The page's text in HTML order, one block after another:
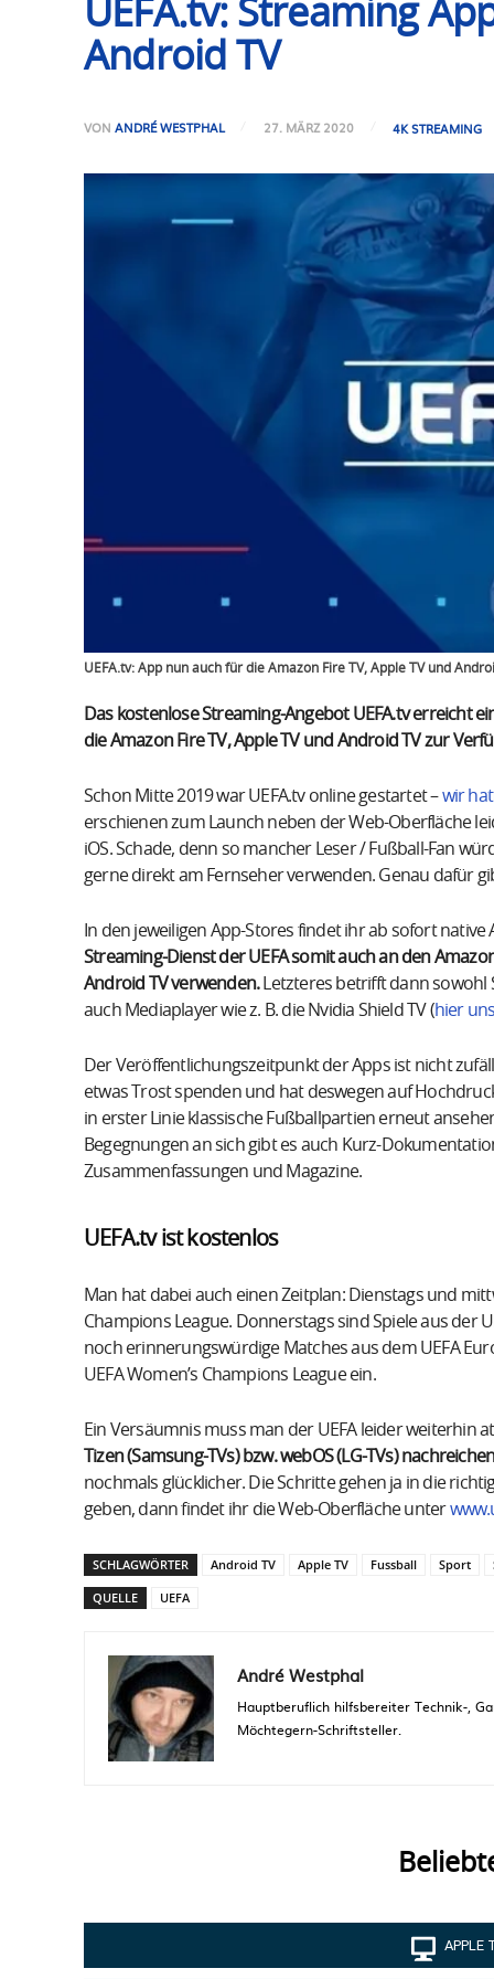
UEFA.tv: Streaming
Android TV
VON ANDRÉ WESTPHAL 27. MÄRZ 2020 4K STREAMING
UEFA.tv: App nun auch für die Amazon Fire TV, Apple TV und
Das kostenlose Streaming-Angebot UEFA.tv erreicht
die Amazon Fire TV, Apple TV und Android TV zur
Schon Mitte 2019 war UEFA.tv online gestartet –wir
erschienen zum Launch neben der Web-Oberfläche
iOS. Schade, denn so mancher Leser / Fußball-Fan
gerne direkt am Fernseher verwenden. Genau dafür
In den jeweiligen App-Stores findet ihr ab sofort native
Streaming-Dienst der UEFA somit auch an den
Android TV verwenden.Letzteres betrifft dann sowohl
auch Mediaplayer wie z. B. die Nvidia Shield TV (hier
Der Veröffentlichungszeitpunkt der Apps ist nicht
etwas Trost spenden und hat deswegen auf
in erster Linie klassische Fußballpartien erneut
Begegnungen an sich gibt es auch Kurz-
Zusammenfassungen und Magazine.
UEFA.tv ist kostenlos
Man hat dabei auch einen Zeitplan: Dienstags und
Champions League. Donnerstags sind Spiele aus der
noch erinnerungswürdige Matches aus dem UEFA
UEFA Women’s Champions League ein.
Ein Versäumnis muss man der UEFA leider weiterhin
Tizen (Samsung-TVs) bzw. webOS (LG-TVs)
nochmals glücklicher. Die Schritte gehen ja in die
geben, dann findet ihr die Web-Oberfläche unter
SCHLAGWÖRTER Android TV Apple TV Fussball Sport
QUELLE
UEFA
André Westphal
Hauptberuflich hilfsbereiter Technik-,
Möchtegern-Schriftsteller.
APPLE